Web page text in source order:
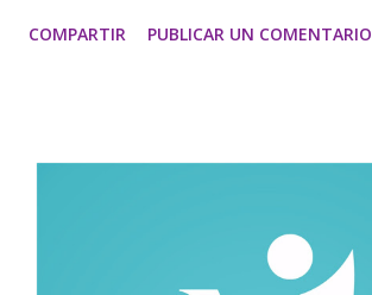
COMPARTIR PUBLICAR UN COMENTARIO